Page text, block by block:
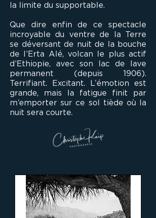
la limite du supportable.
Que dire enfin de ce spectacle
incroyable du ventre de la Terre
se déversant de nuit de la bouche
de l’Erta Alé, volcan le plus actif
d’Ethiopie, avec son lac de lave
permanent (depuis 1906).
Terrifiant. Excitant. L’émotion est
grande, mais la fatigue finit par
m’emporter sur ce sol tiède où la
nuit sera courte.